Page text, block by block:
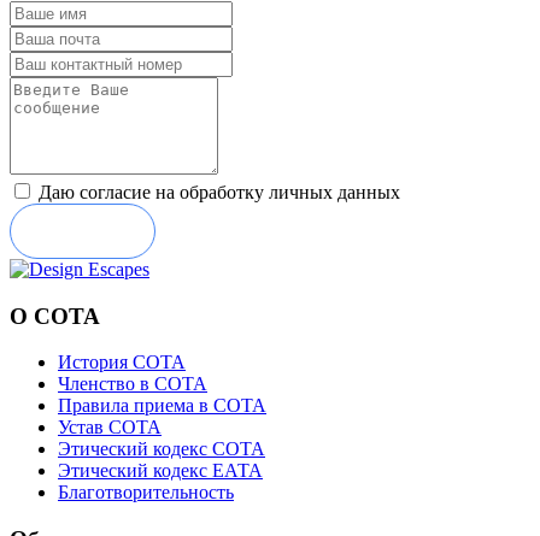
Даю согласие на обработку личных данных
О СОТА
История СОТА
Членство в СОТА
Правила приема в СОТА
Устав СОТА
Этический кодекс СОТА
Этический кодекс ЕАТА
Благотворительность